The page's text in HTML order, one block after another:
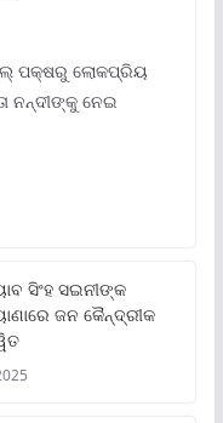
ପକ୍ଷରୁ ଲୋକପ୍ରିୟ
ନନ୍ଦୀଙ୍କୁ ନେଇ
ସିଂହ ସଇନୀଙ୍କ
ଜନ କୈନ୍ଦ୍ରୀକ